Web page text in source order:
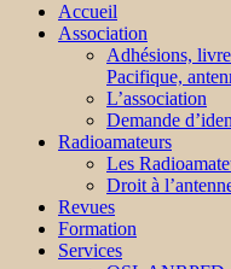
Accueil
Association
Adhésions,
Pacifique,
L’association
Demande
Radioamateurs
Les
Droit à
Revues
Formation
Services